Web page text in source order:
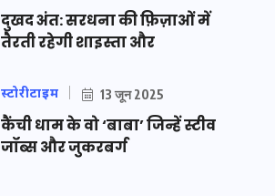
दुखद अंत: सरधना की फ़िज़ाओं में
तैरती रहेगी शाइस्ता और
स्टोरीटाइम 13 जून 2025
कैंची धाम के वो ‘बाबा’ जिन्हें स्टीव
जॉब्स और जुकरबर्ग